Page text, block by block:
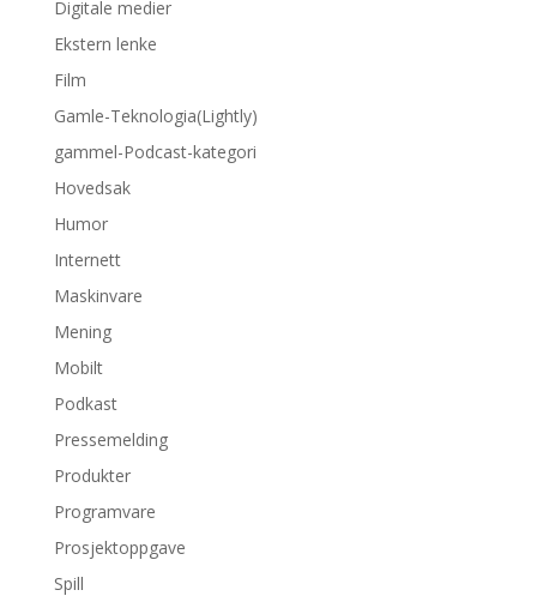
Digitale medier
Ekstern lenke
Film
Gamle-Teknologia(Lightly)
gammel-Podcast-kategori
Hovedsak
Humor
Internett
Maskinvare
Mening
Mobilt
Podkast
Pressemelding
Produkter
Programvare
Prosjektoppgave
Spill